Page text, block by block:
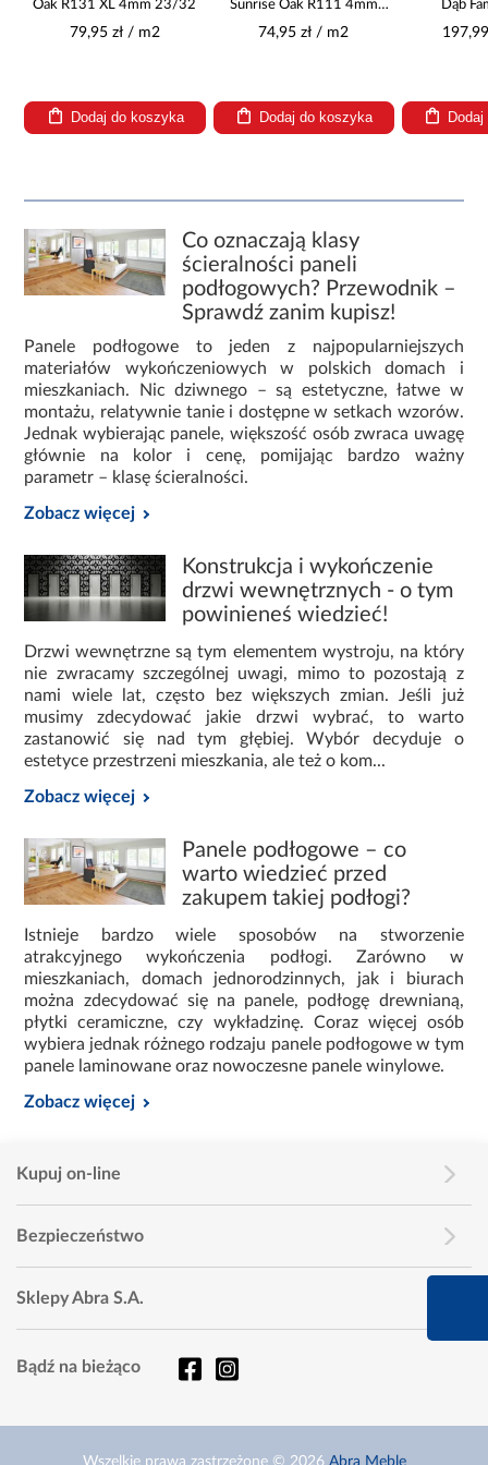
Oak R131 XL 4mm 23/32
79,95 zł / m2
Dodaj do koszyka
Sunrise Oak R111 4mm
74,95 zł / m2
Dodaj do koszyka
Dąb
Co oznaczają klasy
ścieralności paneli
podłogowych? Przewodnik –
Sprawdź zanim kupisz!
Panele podłogowe to jeden z najpopularniejszych
materiałów wykończeniowych w polskich domach i
mieszkaniach. Nic dziwnego – są estetyczne, łatwe w
montażu, relatywnie tanie i dostępne w setkach wzorów.
Jednak wybierając panele, większość osób zwraca uwagę
głównie na kolor i cenę, pomijając bardzo ważny
parametr – klasę ścieralności.
Zobacz więcej
Konstrukcja i wykończenie
drzwi wewnętrznych - o tym
powinieneś wiedzieć!
Drzwi wewnętrzne są tym elementem wystroju, na który
nie zwracamy szczególnej uwagi, mimo to pozostają z
nami wiele lat, często bez większych zmian. Jeśli już
musimy zdecydować jakie drzwi wybrać, to warto
zastanowić się nad tym głębiej. Wybór decyduje o
estetyce przestrzeni mieszkania, ale też o kom...
Zobacz więcej
Panele podłogowe – co
warto wiedzieć przed
zakupem takiej podłogi?
Istnieje bardzo wiele sposobów na stworzenie
atrakcyjnego wykończenia podłogi. Zarówno w
mieszkaniach, domach jednorodzinnych, jak i biurach
można zdecydować się na panele, podłogę drewnianą,
płytki ceramiczne, czy wykładzinę. Coraz więcej osób
wybiera jednak różnego rodzaju panele podłogowe w tym
panele laminowane oraz nowoczesne panele winylowe.
Zobacz więcej
Kupuj on-line
Bezpieczeństwo
Sklepy Abra S.A.
Bądź na bieżąco
Wszelkie prawa zastrzeżone © 2026 Abra Meble